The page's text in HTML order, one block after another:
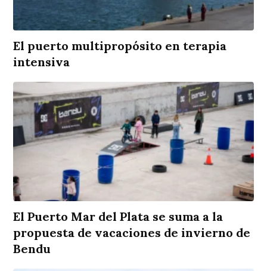
El puerto multipropósito en terapia
intensiva
El Puerto Mar del Plata se suma a la
propuesta de vacaciones de invierno de
Bendu